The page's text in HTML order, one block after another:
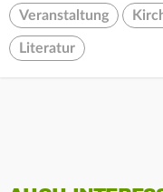
Veranstaltung
Literatur